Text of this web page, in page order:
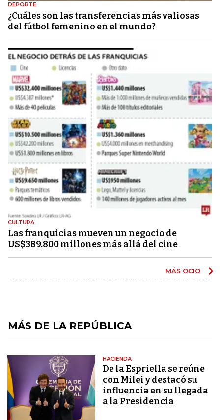
DEPORTE
¿Cuáles son las transferencias más valiosas
del fútbol femenino en el mundo?
CULTURA
Las franquicias mueven un negocio de
US$389.800 millones más allá del cine
MÁS OCIO
MÁS DE LA REPÚBLICA
HACIENDA
De la Espriella se reúne
con Milei y destacó su
influencia en su llegada
a la Presidencia